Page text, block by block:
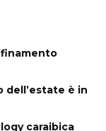
dell’estate è in
caraibica